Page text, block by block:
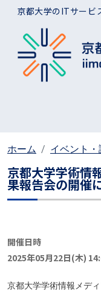
メインコンテンツに移
京都大学のITサービ
ホーム イベント・
京都大学学術情
果報告会の開催
開催日時
2025年05月22日(木)
京都大学学術情報メデ